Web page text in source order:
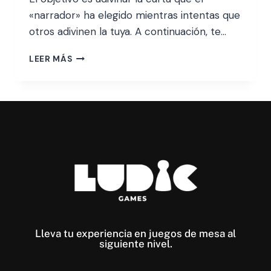
«narrador» ha elegido mientras intentas que
otros adivinen la tuya. A continuación, te…
LEER MÁS
Lleva tu experiencia en juegos de mesa al
siguiente nivel​.